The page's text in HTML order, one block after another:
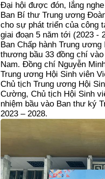
Đại hội được đón, lắng
Ban Bí thư Trung ương
cho sự phát triển của công
giai đoạn 5 năm tới (2023 -
Ban Chấp hành Trung
thương bầu 33 đồng chí
Nam. Đồng chí Nguyễn
Trung ương Hội Sinh viên
Chủ tịch Trung ương Hội
Cường, Chủ tịch Hội Sinh
nhiệm bầu vào Ban thư ký
2023 – 2028.